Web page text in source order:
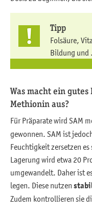
Tipp
Folsäure,
Bildung und
Was macht ein
Methionin aus?
Für Präparate wird SAM
gewonnen. SAM ist
Feuchtigkeit zersetzen
Lagerung wird etwa 20
umgewandelt. Daher ist
legen. Diese nutzen
Zudem kontrollieren sie